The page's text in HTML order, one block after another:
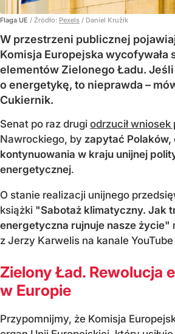
Flaga UE / Źródło: Pexels / Daniel Kružík
W przestrzeni publicznej
Komisja Europejska wycofywała
elementów Zielonego Ładu.
o energetykę, to nieprawda –
Cukiernik.
Senat po raz drugi odrzucił
Nawrockiego, by zapytać Polaków,
kontynuowania w kraju unijnej
energetycznej.
O stanie realizacji unijnego
książki "Sabotaż klimatyczny. Jak
energetyczna rujnuje nasze życie"
z Jerzy Karwelis na kanale
Zielony Ład. Rewolucja
w Europie
Przypomnijmy, że Komisja